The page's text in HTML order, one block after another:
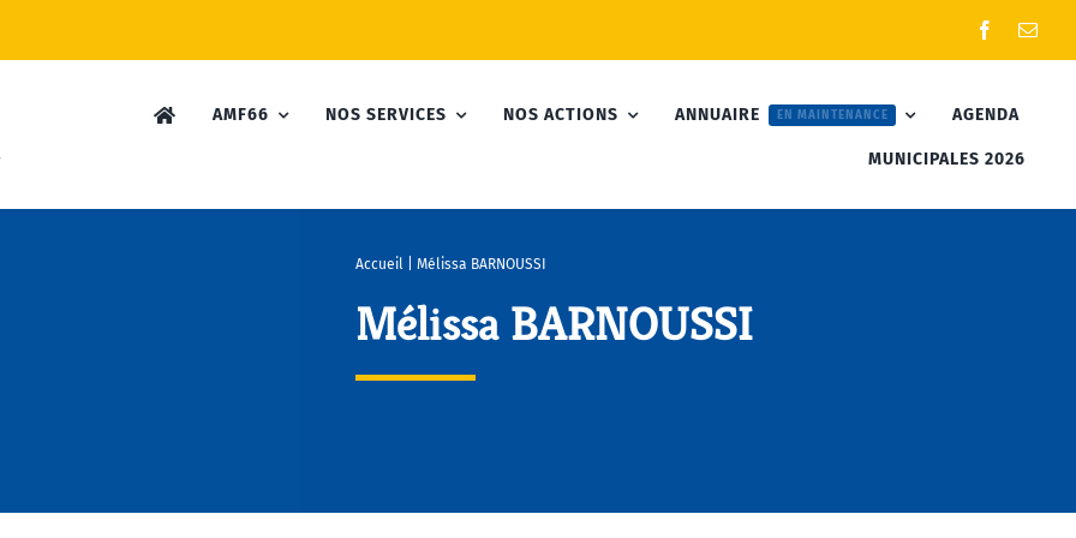
AMF66 NOS SERVICES NOS ACTIONS ANNUAIRE EN MAINTENANCE AGENDA
MUNICIPALES 2026
Accueil| Mélissa BARNOUSSI
Mélissa BARNOUSSI